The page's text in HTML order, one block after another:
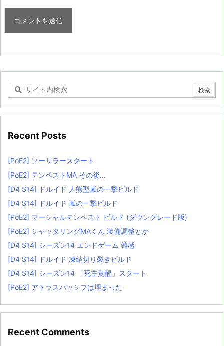
Recent Posts
[PoE2] ソーサラースタート
[PoE2] テンペストMA その後…
[D4 S14] ドルイド 人熊型嵐の一撃ビルド
[D4 S14] ドルイド 嵐の一撃ビルド
[PoE2] マーシャルテンペスト ビルド (ダウングレード版)
[PoE2] シャッタリングMAくん 装備調整とか
[D4 S14] シーズン14 エンドゲーム 雑感
[D4 S14] ドルイド 凍結切り裂きビルド
[D4 S14] シーズン14 「死主覚醒」スタート
[PoE2] アトラスパッシブは埋まった
Recent Comments